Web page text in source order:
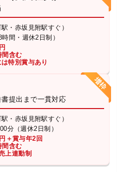
・赤坂見附駅すぐ）
間・週休2日制）
含む
特別賞与あり
提出まで一貫対応
・赤坂見附駅すぐ）
分（週休2日制）
＋賞与年2回
含む
上連動制
定義集 動画集